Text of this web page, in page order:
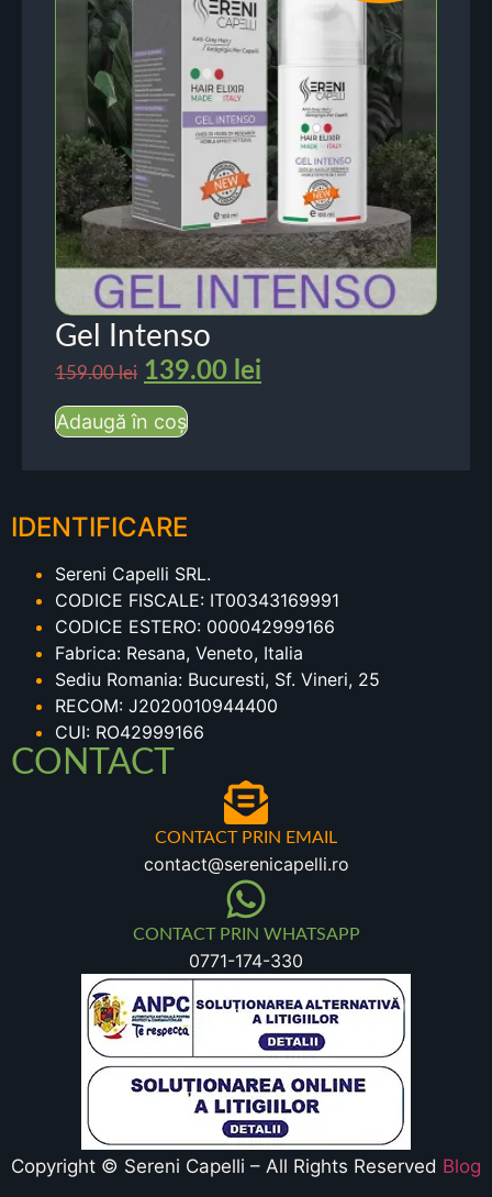
Gel Intenso
159.00lei 139.00 lei
Adaugă în coș
IDENTIFICARE
Sereni Capelli SRL.
CODICE FISCALE: IT00343169991
CODICE ESTERO: 000042999166
Fabrica: Resana, Veneto, Italia
Sediu Romania: Bucuresti, Sf. Vineri, 25
RECOM: J2020010944400
CUI: RO42999166
CONTACT
CONTACT PRIN EMAIL
contact@serenicapelli.ro
CONTACT PRIN WHATSAPP
0771-174-330
Copyright © Sereni Capelli – All Rights Reserved Blog